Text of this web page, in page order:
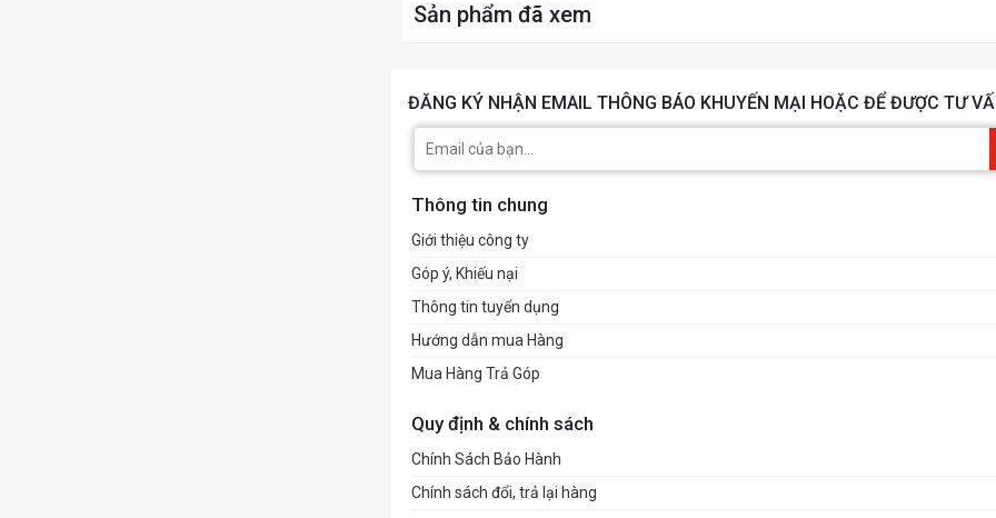
Sản phẩm đã xem
ĐĂNG KÝ NHẬN EMAIL THÔNG BÁO KHUYẾN MẠI HOẶC ĐỂ ĐƯỢC TƯ
Thông tin chung
Giới thiệu công ty
Góp ý, Khiếu nại
Thông tin tuyển dụng
Hướng dẫn mua Hàng
Mua Hàng Trả Góp
Quy định & chính sách
Chính Sách Bảo Hành
Chính sách đổi, trả lại hàng